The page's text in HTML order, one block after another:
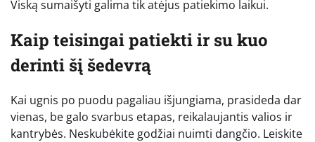
Viską sumaišyti galima tik atėjus patiekimo laikui.
Kaip teisingai patiekti ir su kuo
derinti šį šedevrą
Kai ugnis po puodu pagaliau išjungiama, prasideda dar
vienas, be galo svarbus etapas, reikalaujantis valios ir
kantrybės. Neskubėkite godžiai nuimti dangčio. Leiskite